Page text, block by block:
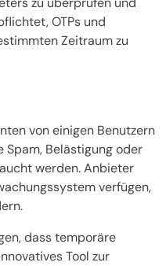
OTPs und
Zeitraum zu
von einigen Benutzern
Spam, Belästigung oder
werden. Anbieter
verfügen,
dass temporäre
Tool zur